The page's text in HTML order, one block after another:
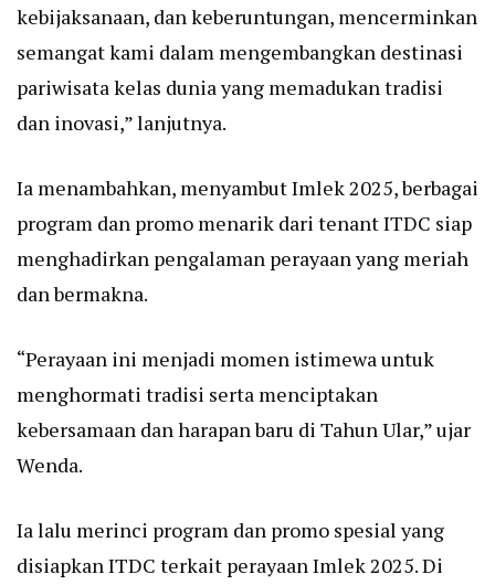
kebijaksanaan, dan keberuntungan, mencerminkan
semangat kami dalam mengembangkan destinasi
pariwisata kelas dunia yang memadukan tradisi
dan inovasi,” lanjutnya.
Ia menambahkan, menyambut Imlek 2025, berbagai
program dan promo menarik dari tenant ITDC siap
menghadirkan pengalaman perayaan yang meriah
dan bermakna.
“Perayaan ini menjadi momen istimewa untuk
menghormati tradisi serta menciptakan
kebersamaan dan harapan baru di Tahun Ular,” ujar
Wenda.
Ia lalu merinci program dan promo spesial yang
disiapkan ITDC terkait perayaan Imlek 2025. Di